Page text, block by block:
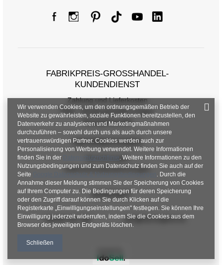
FABRIKPREIS-GROSSHANDEL-K
UNDENDIENST
Zahlung und Lieferkosten
FAQ - Häufig gestellte Fragen
Rückgabepolitik
INFORMATIONEN
Verordnungen
Datenschutzbestimmungen
KONTAKT
+48 601 547 740 hurt@factoryprice.eu
Wir verwenden Cookies, um den ordnungsgemäßen Betrieb der
Website zu gewährleisten, soziale Funktionen bereitzustellen, den
Datenverkehr zu analysieren und Marketingmaßnahmen
durchzuführen – sowohl durch uns als auch durch unsere
vertrauenswürdigen Partner. Cookies werden auch zur
Personalisierung von Werbung verwendet. Weitere Informationen
finden Sie in der
Datenschutzrichtlinie. Weitere Informationen zu den
Nutzungsbedingungen und zum Datenschutz finden Sie auch auf der
Seite
Google Datenschutz & Nutzungsbedingungen . Durch die
Annahme dieser Meldung stimmen Sie der Speicherung von Cookies
auf Ihrem Computer zu. Die Bedingungen für deren Speicherung
oder den Zugriff darauf können Sie durch Klicken auf die
Registerkarte „Einwilligungseinstellungen" festlegen. Sie können Ihre
Einwilligung jederzeit widerrufen, indem Sie die Cookies aus dem
Browser des jeweiligen Endgeräts löschen.
Schließen